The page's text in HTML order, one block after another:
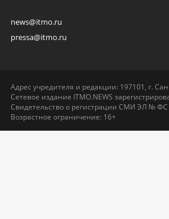
news@itmo.ru
pressa@itmo.ru
Адрес учредителя и редакции: 197101, г.
Сетевое издание ITMO.NEWS
Свидетельство о регистрации СМИ ЭЛ № ФС
Возрастное ограничение: 16+